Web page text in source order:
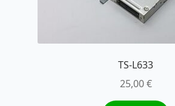
TS-L633
25,00€